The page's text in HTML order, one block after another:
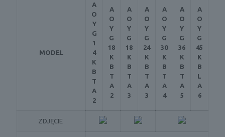
MODEL
A
O
Y
G
1
4
K
B
T
A
2
A
O
Y
G
18
K
B
T
A
2
A
O
Y
G
18
K
B
T
A
3
A
O
Y
G
24
K
B
T
A
3
A
O
Y
G
30
K
B
T
A
4
A
O
Y
G
36
K
B
T
A
5
A
O
Y
G
45
K
B
L
A
6
ZDJĘCIE